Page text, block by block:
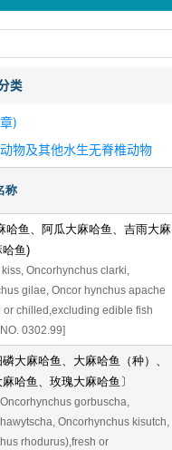
类
)
物及其他水生无脊椎动物
称
哈鱼、阿瓜大麻哈鱼、吉雨大麻
鱼)
Oncorhynchus clarki,
gilae, Oncor hynchus apache
chilled,excluding edible fish
0302.99]
大麻哈鱼、大麻哈鱼（种）、
哈鱼、玫瑰大麻哈鱼〕
gorbuscha,
Oncorhynchus kisutch,
rhodurus),fresh or